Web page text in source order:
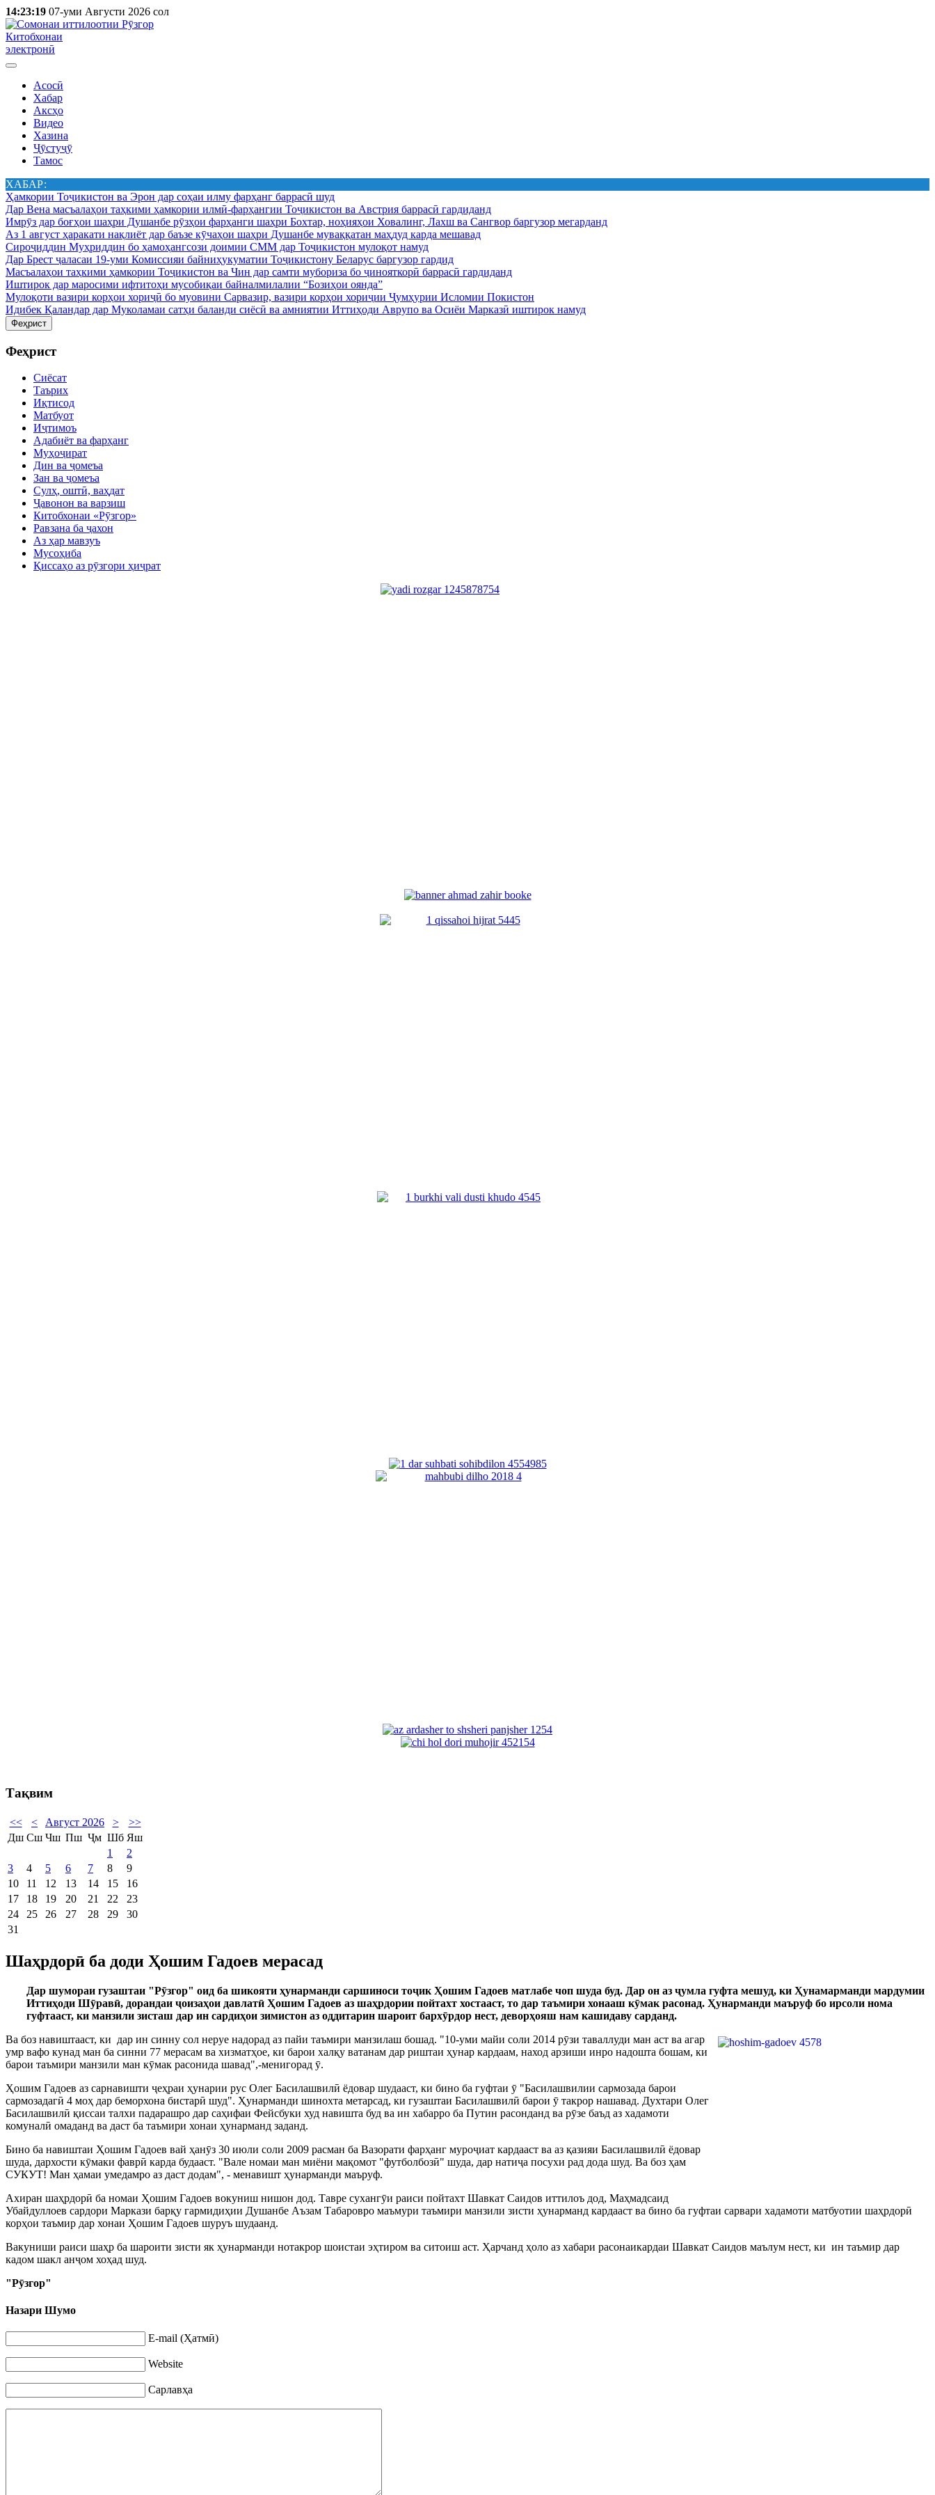
14:23:19 07-уми Августи 2026 сол
Китобхонаи
электронӣ
Асосӣ
Хабар
Аксҳо
Видео
Хазина
Ҷӯстуҷӯ
Тамос
ХАБАР:
Ҳамкории Тоҷикистон ва Эрон дар соҳаи илму фарҳанг баррасӣ шуд
Дар Вена масъалаҳои таҳкими ҳамкории илмӣ-фарҳангии Тоҷикистон ва Австрия баррасӣ гардиданд
Имрӯз дар боғҳои шаҳри Душанбе рӯзҳои фарҳанги шаҳри Бохтар, ноҳияҳои Ховалинг, Лахш ва Сангвор баргузор мегарданд
Аз 1 август ҳаракати нақлиёт дар баъзе кӯчаҳои шаҳри Душанбе муваққатан маҳдуд карда мешавад
Сироҷиддин Муҳриддин бо ҳамоҳангсози доимии СММ дар Тоҷикистон мулоқот намуд
Дар Брест ҷаласаи 19-уми Комиссияи байниҳукуматии Тоҷикистону Беларус баргузор гардид
Масъалаҳои таҳкими ҳамкории Тоҷикистон ва Чин дар самти мубориза бо ҷинояткорӣ баррасӣ гардиданд
Иштирок дар маросими ифтитоҳи мусобиқаи байналмилалии “Бозиҳои оянда”
Мулоқоти вазири корҳои хориҷӣ бо муовини Сарвазир, вазири корҳои хориҷии Ҷумҳурии Исломии Покистон
Идибек Қаландар дар Муколамаи сатҳи баланди сиёсӣ ва амниятии Иттиҳоди Аврупо ва Осиёи Марказӣ иштирок намуд
Феҳрист
Феҳрист
Сиёсат
Таърих
Иқтисод
Матбуот
Иҷтимоъ
Адабиёт ва фарҳанг
Муҳоҷират
Дин ва ҷомеъа
Зан ва ҷомеъа
Сулҳ, оштӣ, ваҳдат
Ҷавонон ва варзиш
Китобхонаи «Рӯзгор»
Равзана ба ҷахон
Аз ҳар мавзуъ
Мусоҳиба
Қиссаҳо аз рӯзгори ҳиҷрат
Тақвим
<< < Август 2026 >
>>
Дш Сш Чш Пш Ҷм Шб Яш
1
2
3
4 5 6 7 8
9
10
11 12 13 14 15
16
17
18 19 20 21 22
23
24
25 26 27 28 29
30
31
Шаҳрдорӣ ба доди Ҳошим Гадоев мерасад
Дар шумораи гузаштаи "Рӯзгор" оид ба шикояти ҳунарманди саршиноси тоҷик Ҳошим Гадоев матлабе чоп шуда буд. Дар он аз ҷумла гуфта мешуд, ки Ҳунамарманди мардумии
Иттиҳоди Шӯравӣ, дорандаи ҷоизаҳои давлатӣ Ҳошим Гадоев аз шаҳрдории пойтахт хостааст, то дар таъмири хонааш кӯмак расонад. Ҳунарманди маъруф бо ирсоли нома
гуфтааст, ки манзили зисташ дар ин сардиҳои зимистон аз оддитарин шароит бархӯрдор нест, деворҳояш нам кашидаву сарданд.
Ва боз навиштааст, ки дар ин синну сол неруе надорад аз пайи таъмири манзилаш бошад. "10-уми майи соли 2014 рӯзи таваллуди ман аст ва агар
умр вафо кунад ман ба синни 77 мерасам ва хизматҳое, ки барои халқу ватанам дар риштаи ҳунар кардаам, наход арзиши инро надошта бошам, ки
барои таъмири манзили ман кӯмак расонида шавад",-менигорад ӯ.
Ҳошим Гадоев аз сарнавишти ҷеҳраи ҳунарии рус Олег Басилашвилӣ ёдовар шудааст, ки бино ба гуфтаи ӯ "Басилашвилии сармозада барои
сармозадагӣ 4 моҳ дар беморхона бистарӣ шуд". Ҳунарманди шинохта метарсад, ки гузаштаи Басилашвилӣ барои ӯ такрор нашавад. Духтари Олег
Басилашвилӣ қиссаи талхи падарашро дар саҳифаи Фейсбуки худ навишта буд ва ин хабарро ба Путин расонданд ва рӯзе баъд аз хадамоти
комуналӣ омаданд ва даст ба таъмири хонаи ҳунарманд заданд.
Бино ба навиштаи Ҳошим Гадоев вай ҳанӯз 30 июли соли 2009 расман ба Вазорати фарҳанг муроҷиат кардааст ва аз қазияи Басилашвилӣ ёдовар
шуда, дархости кӯмаки фаврӣ карда будааст. "Вале номаи ман миёни мақомот "футболбозӣ" шуда, дар натиҷа посухи рад дода шуд. Ва боз ҳам
СУКУТ! Ман ҳамаи умедамро аз даст додам", - менавишт ҳунарманди маъруф.
Ахиран шаҳрдорӣ ба номаи Ҳошим Гадоев вокуниш нишон дод. Тавре сухангӯи раиси пойтахт Шавкат Саидов иттилоъ дод, Маҳмадсаид
Убайдуллоев сардори Маркази барқу гармидиҳии Душанбе Аъзам Табаровро маъмури таъмири манзили зисти ҳунарманд кардааст ва бино ба гуфтаи сарвари хадамоти матбуотии шаҳрдорӣ
корҳои таъмир дар хонаи Ҳошим Гадоев шуруъ шудаанд.
Вакуниши раиси шаҳр ба шароити зисти як ҳунарманди нотакрор шоистаи эҳтиром ва ситоиш аст. Ҳарчанд ҳоло аз хабари расонаикардаи Шавкат Саидов маълум нест, ки ин таъмир дар
кадом шакл анҷом хоҳад шуд.
"Рӯзгор"
Назари Шумо
E-mail (Ҳатмӣ)
Website
Сарлавҳа